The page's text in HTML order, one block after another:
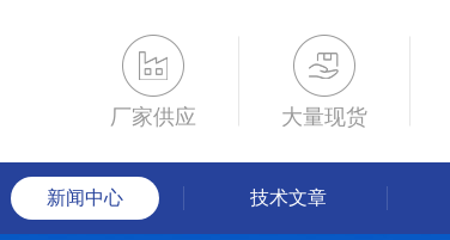
厂家供应 大量现货
新闻中心 技术文章